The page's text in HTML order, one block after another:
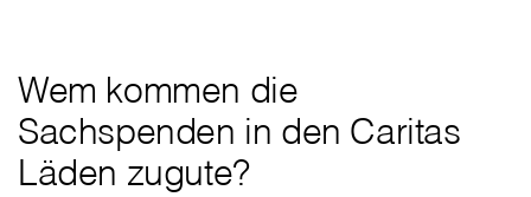
Wem kommen die
Sachspenden in den Caritas
Läden zugute?